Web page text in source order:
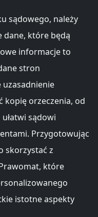
sądowego, należy
dane, które będą
informacje to
stron
uzasadnienie
kopię orzeczenia, od
sądowi
Przygotowując
skorzystać z
które
istotne aspekty